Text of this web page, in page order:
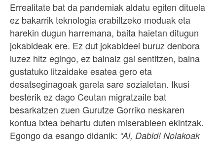
Errealitate bat da pandemiak aldatu egiten dituela
ez bakarrik teknologia erabiltzeko moduak eta
harekin dugun harremana, baita haietan ditugun
jokabideak ere. Ez dut jokabideei buruz denbora
luzez hitz egingo, ez bainaiz gai sentitzen, baina
gustatuko litzaidake esatea gero eta
desatseginagoak garela sare sozialetan. Ikusi
besterik ez dago Ceutan migratzaile bat
besarkatzen zuen Gurutze Gorriko neskaren
kontua ixtea behartu duten miserableen ekintzak.
Egongo da esango didanik: “Ai, Dabid! Nolakoak